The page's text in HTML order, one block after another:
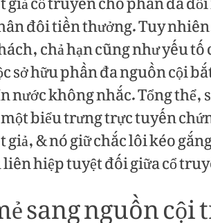
đôi tiền thưởng. Tuy
chả hạn cũng như yếu
hữu phần đa nguồn cội
không nhắc. Tổng thể,
biểu trưng trực tuyến
& nó giữ chắc lôi kéo
hiệp tuyệt đối giữa cổ